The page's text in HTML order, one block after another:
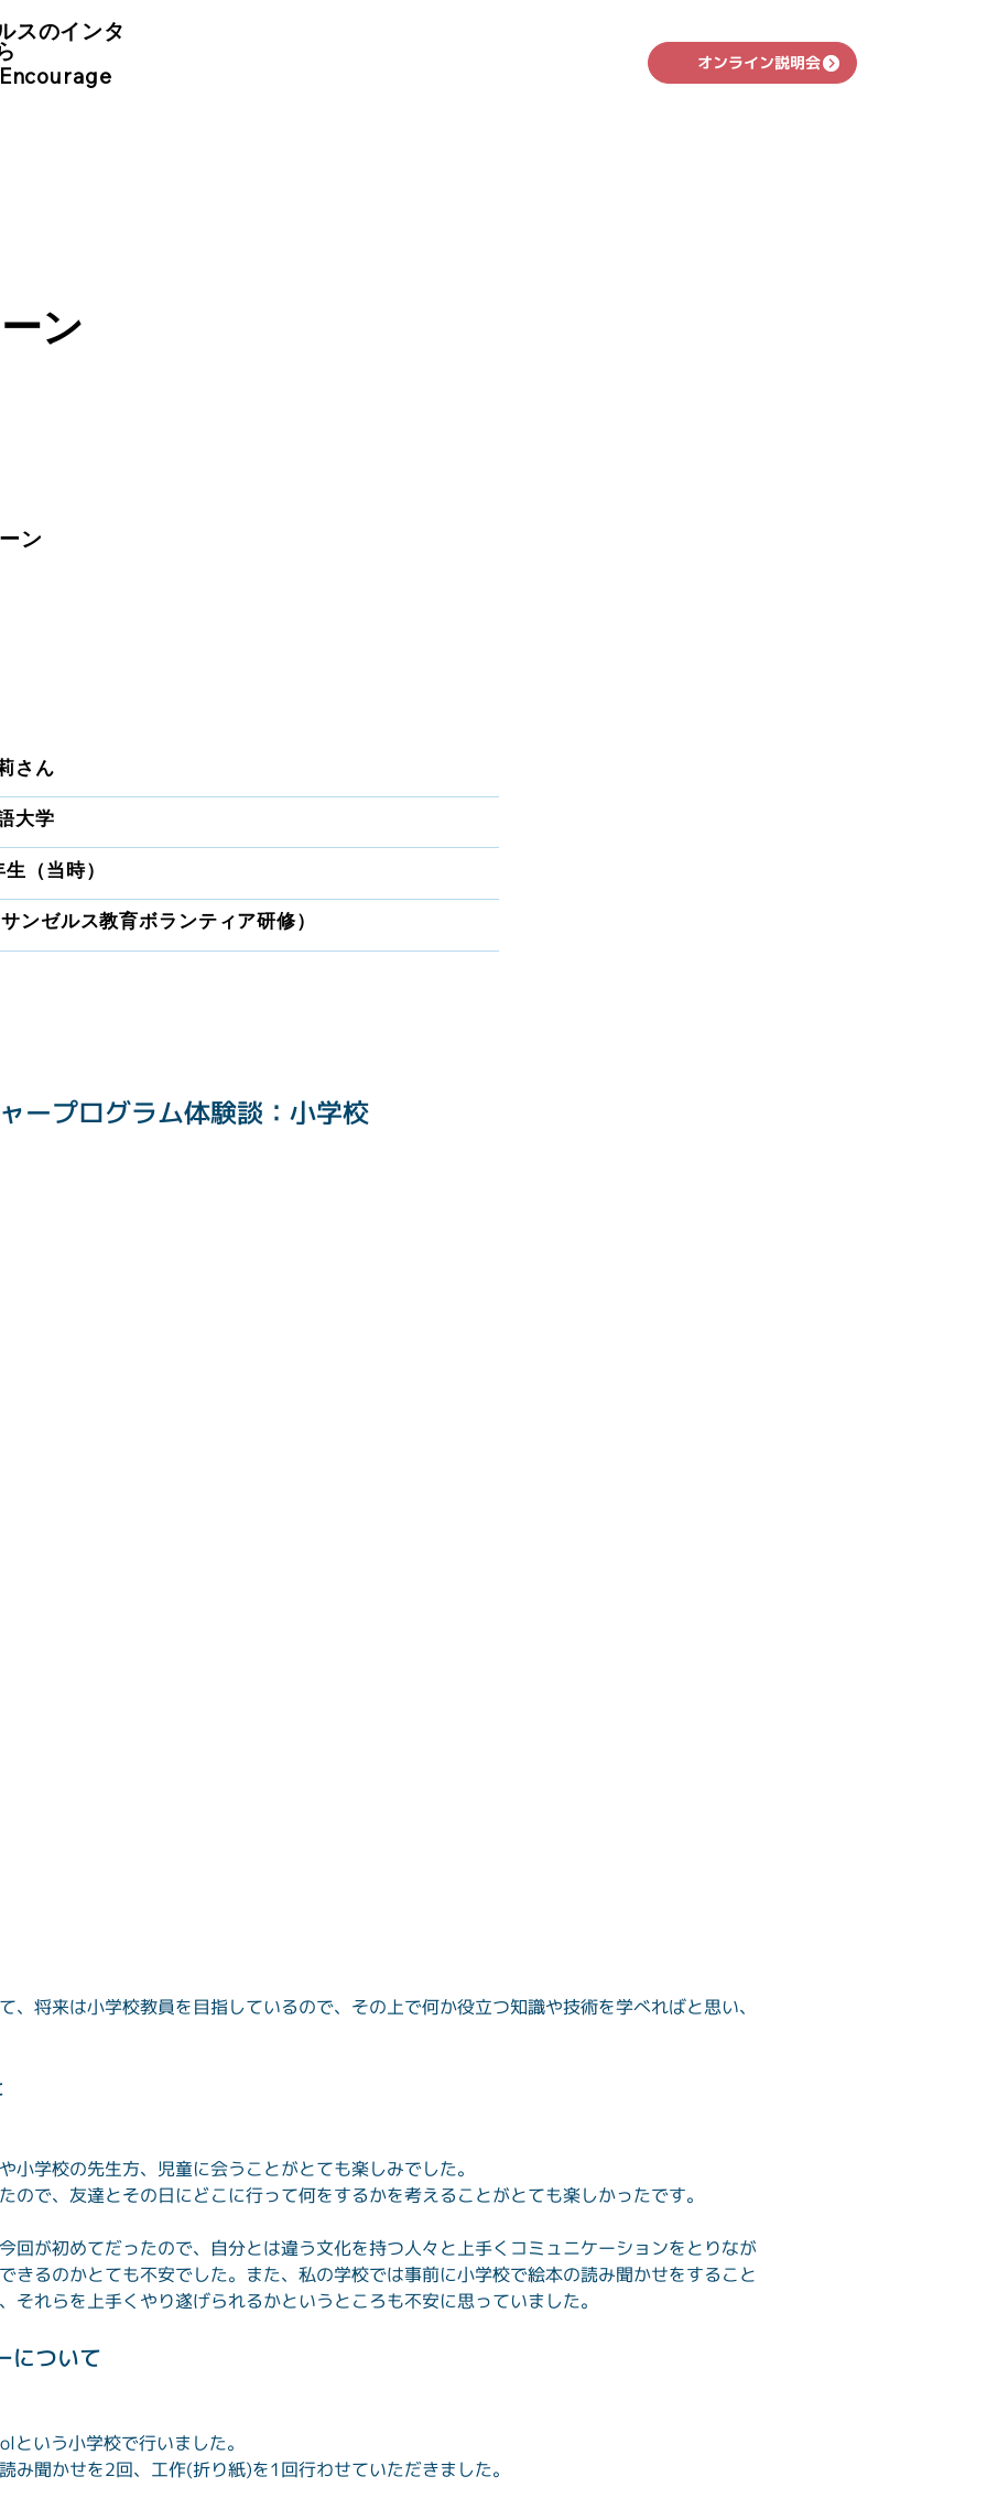
スのインタ
ン
ン
さん
大学
（当時）
ンゼルス教育ボランティア研修）
ープログラム体験談：小学校
、将来は小学校教員を目指しているので、その上で何か役立つ知識や技術を学べればと思い、
小学校の先生方、児童に会うことがとても楽しみでした。
ので、友達とその日にどこに行って何をするかを考えることがとても楽しかったです。
回が初めてだったので、自分とは違う文化を持つ人々と上手くコミュニケーションをとりなが
きるのかとても不安でした。また、私の学校では事前に小学校で絵本の読み聞かせをすること
それらを上手くやり遂げられるかというところも不安に思っていました。
について
いう小学校で行いました。
み聞かせを2回、工作(折り紙)を1回行わせていただきました。